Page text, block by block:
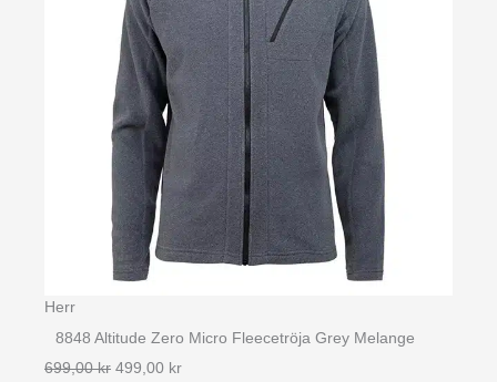
Herr
8848 Altitude Zero Micro Fleecetröja Grey Melange
699,00kr Det
499,00 krDet